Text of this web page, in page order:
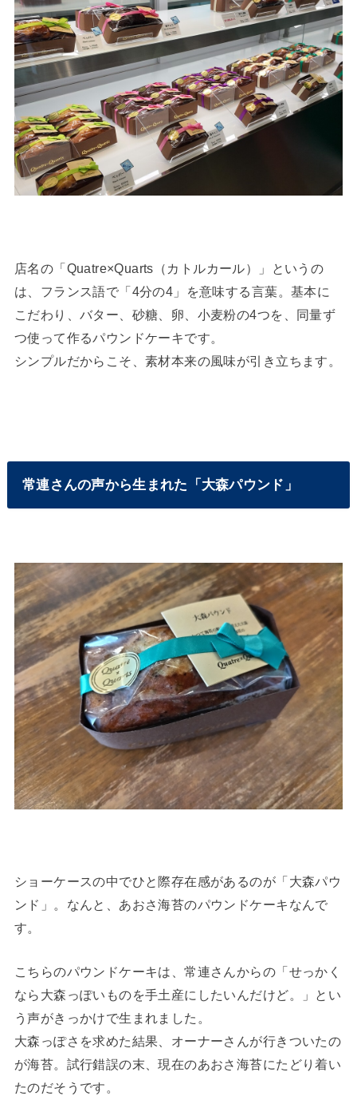
店名の「Quatre×Quarts（カトルカール）」というの
は、フランス語で「4分の4」を意味する言葉。基本に
こだわり、バター、砂糖、卵、小麦粉の4つを、同量ず
つ使って作るパウンドケーキです。
シンプルだからこそ、素材本来の風味が引き立ちます。
常連さんの声から生まれた「大森パウンド」
ショーケースの中でひと際存在感があるのが「大森パウ
ンド」。なんと、あおさ海苔のパウンドケーキなんで
す。
こちらのパウンドケーキは、常連さんからの「せっかく
なら大森っぽいものを手土産にしたいんだけど。」とい
う声がきっかけで生まれました。
大森っぽさを求めた結果、オーナーさんが行きついたの
が海苔。試行錯誤の末、現在のあおさ海苔にたどり着い
たのだそうです。